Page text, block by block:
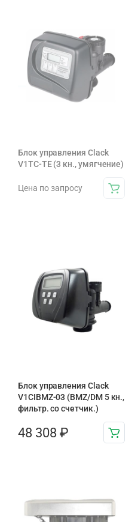
Блок управления Clack
V1TC-TE (3 кн., умягчение)
Цена по запросу
Блок управления Clack
V1CIBMZ-03 (BMZ/DM 5 кн.,
фильтр. со счетчик.)
48 308 ₽